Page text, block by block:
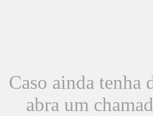
Caso ainda tenha
abra um